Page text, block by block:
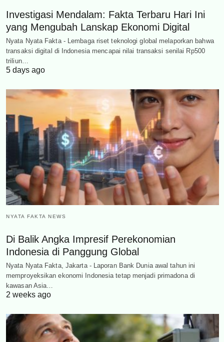
Investigasi Mendalam: Fakta Terbaru Hari Ini
yang Mengubah Lanskap Ekonomi Digital
Nyata Nyata Fakta - Lembaga riset teknologi global melaporkan bahwa
transaksi digital di Indonesia mencapai nilai transaksi senilai Rp500
triliun…
5 days ago
NYATA FAKTA NEWS
Di Balik Angka Impresif Perekonomian
Indonesia di Panggung Global
Nyata Nyata Fakta, Jakarta - Laporan Bank Dunia awal tahun ini
memproyeksikan ekonomi Indonesia tetap menjadi primadona di
kawasan Asia…
2 weeks ago